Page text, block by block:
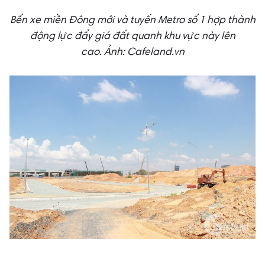
Bến xe miền Đông mới và tuyến Metro số 1 hợp thành
động lực đẩy giá đất quanh khu vực này lên
cao.Ảnh: Cafeland.vn